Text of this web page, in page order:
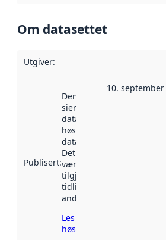
Om datasettet
Utgiver:
Publisert:
Denne datoen
sier når
datasettet ble
høstet av
data.norge.no.
Det kan ha
vært
tilgjengelig
tidligere
andre steder.
Les mer om
høsting her
10. september